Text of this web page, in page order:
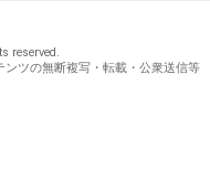
reserved.
ツの無断複写・転載・公衆送信等